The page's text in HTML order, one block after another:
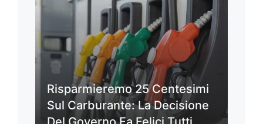
Risparmieremo 25 Centesimi
Sul Carburante: La Decisione